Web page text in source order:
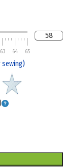
63 64 65
58